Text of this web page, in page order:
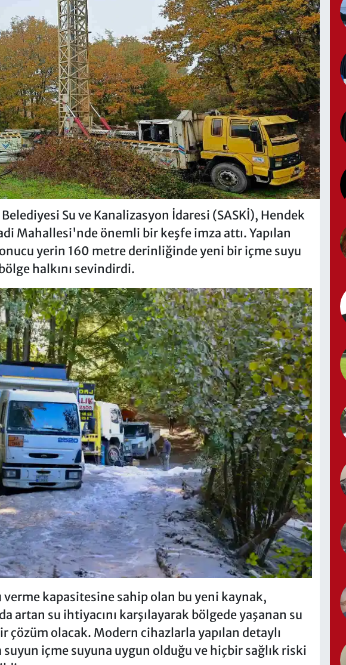
Su ve Kanalizasyon İdaresi (SASKİ), Hendek
Mahallesi'nde önemli bir keşfe imza attı. Yapılan
yerin 160 metre derinliğinde yeni bir içme suyu
halkını sevindirdi.
verme kapasitesine sahip olan bu yeni kaynak,
artan su ihtiyacını karşılayarak bölgede yaşanan su
çözüm olacak. Modern cihazlarla yapılan detaylı
içme suyuna uygun olduğu ve hiçbir sağlık riski